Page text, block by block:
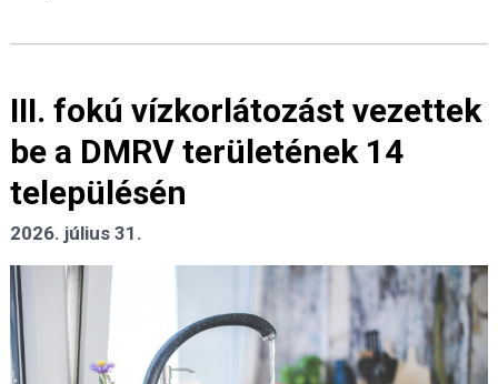
III. fokú vízkorlátozást vezettek
be a DMRV területének 14
településén
2026. július 31.